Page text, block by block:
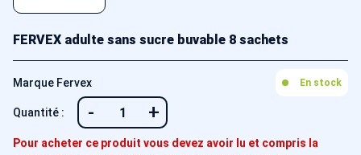
FERVEX adulte sans sucre buvable 8 sachets
Marque Fervex En stock
Quantité : - +
Pour acheter ce produit vous devez avoir lu et compris la